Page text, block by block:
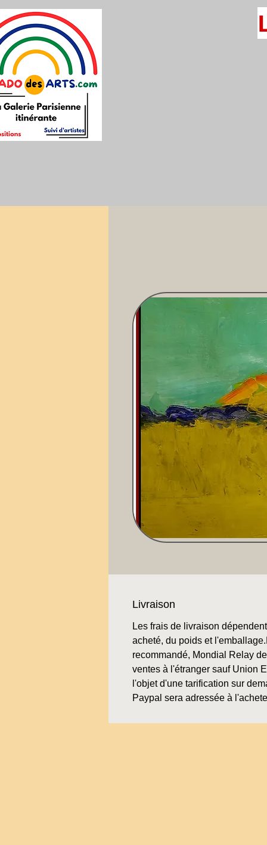
Livraison
Les frais de livraison
acheté, du poids et
recommandé, Mondial Relay
ventes à l'étranger sauf Union
l'objet d'une tarification sur
Paypal sera adressée à